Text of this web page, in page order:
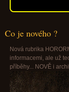
Co je nového ?
Nová rubrika
informacemi, ale už
příběhy... NOVĚ i